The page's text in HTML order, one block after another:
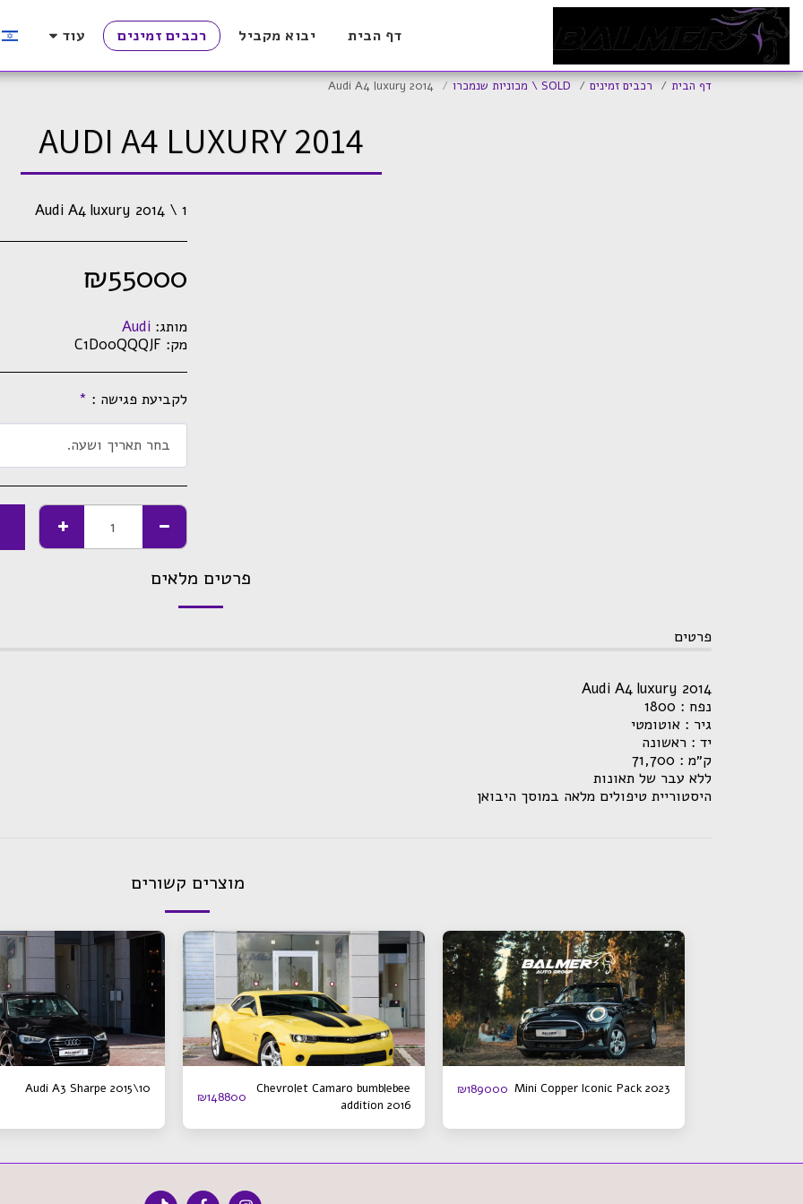
דף הבית יבוא מקביל רכבים זמינים עוד
דף הבית רכבים זמינים SOLD \ מכוניות שנמכרו Audi A4 luxury 2014
AUDI A4 LUXURY 2014
Audi A4 luxury 2014 \ 1
₪55000
מותג: Audi
מק: C1D00QQQJF
לקביעת פגישה : *
בחר תאריך ושעה.
פרטים מלאים
פרטים
Audi A4 luxury 2014
נפח : 1800
גיר : אוטומטי
יד : ראשונה
ק״מ : 71,700
ללא עבר של תאונות
היסטוריית טיפולים מלאה במוסך היבואן
מוצרים קשורים
Mini Copper Iconic Pack 2023
₪189000
Chevrolet Camaro bumblebee
addition 2016
₪148800
Audi A3 Sharpe 2015\10